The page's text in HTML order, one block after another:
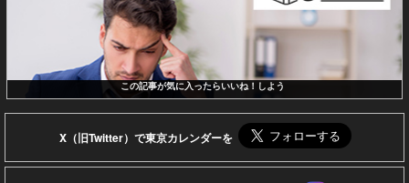
この記事が気に入ったらいいね！しよう
X（旧Twitter）で東京カレンダーを